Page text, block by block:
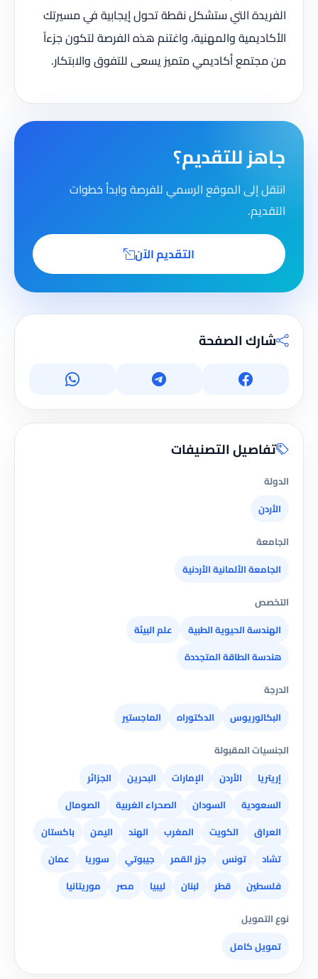
الفريدة التي ستشكل نقطة تحول إيجابية في مسيرتك
الأكاديمية والمهنية، واغتنم هذه الفرصة لتكون جزءاً
من مجتمع أكاديمي متميز يسعى للتفوق والابتكار.
جاهز للتقديم؟
انتقل إلى الموقع الرسمي للفرصة وابدأ خطوات
التقديم.
التقديم الآن
شارك الصفحة
تفاصيل التصنيفات
الدولة
الأردن
الجامعة
الجامعة الألمانية الأردنية
التخصص
الهندسة الحيوية الطبية
علم البيئة
هندسة الطاقة المتجددة
الدرجة
البكالوريوس
الدكتوراه
الماجستير
الجنسيات المقبولة
إريتريا
الأردن الإمارات البحرين
الجزائر
السعودية
السودان الصحراء الغربية
الصومال
العراق
الكويت المغرب الهند اليمن
باكستان
تشاد
تونس جزر القمر جيبوتي سوريا
عمان
فلسطين
قطر لبنان ليبيا مصر
موريتانيا
نوع التمويل
تمويل كامل